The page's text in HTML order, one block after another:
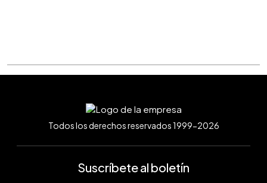
Todos los derechos reservados 1999-2026
Suscríbete al boletín